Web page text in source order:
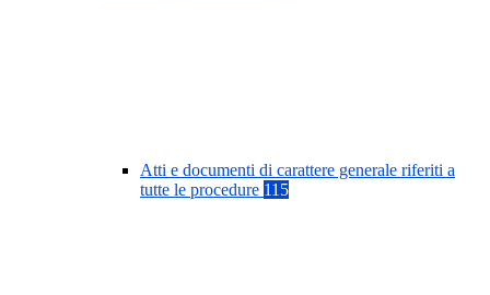
Atti e documenti di carattere generale riferiti a
tutte le procedure 115